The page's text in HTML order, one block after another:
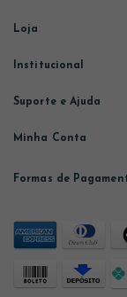
Loja
Institucional
Suporte e Ajuda
Minha Conta
Formas de